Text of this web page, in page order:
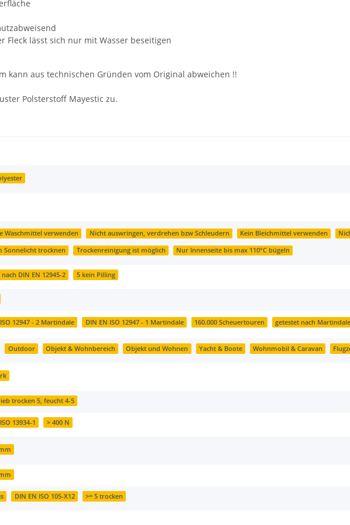
Fleck lässt sich nur mit Wasser beseitigen
kann aus technischen Gründen vom Original abweichen !!
Polsterstoff Mayestic zu.
Waschmittel verwenden Nicht auswringen, verdrehen bzw Schleudern Kein Bleichmittel verwenden
Sonnelicht trocknen Trockenreinigung ist möglich Nur Innenseite bis max 110°C bügeln
DIN EN 12945-2 5 kein Pilling
12947 - 2 Martindale DIN EN ISO 12947 - 1 Martindale 160.000 Scheuertouren getestet nach
Outdoor Objekt & Wohnbereich Objekt und Wohnen Yacht & Boote Wohnmobil & Caravan
trocken 5, feucht 4-5
13934-1 > 400 N
DIN EN ISO 105-X12 >= 5 trocken